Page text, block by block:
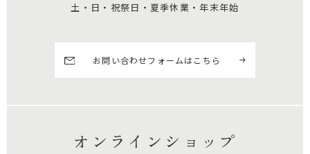
土・日・祝祭日・夏季休業・年末年始
お問い合わせフォームはこちら
オンラインショップ